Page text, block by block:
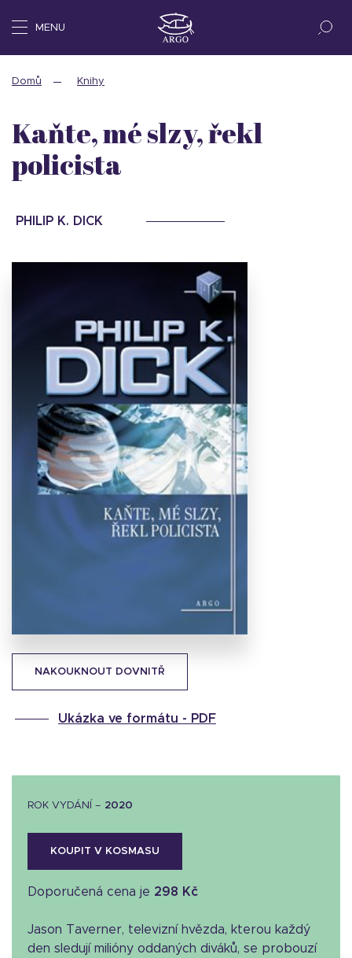
MENU
Domů Knihy
NAKOUKNOUT DOVNITŘ
Ukázka ve formátu - PDF
Kaňte, mé slzy, řekl
policista
PHILIP K. DICK
ROK VYDÁNÍ – 2020
KOUPIT V KOSMASU
Doporučená cena je 298 Kč
Jason Taverner, televizní hvězda, kterou každý
den sledují milióny oddaných diváků, se probouzí